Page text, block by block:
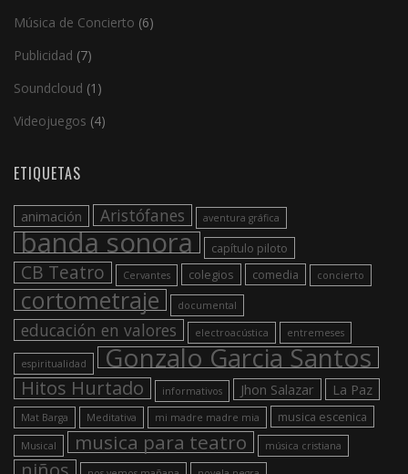
Música de Concierto (6)
Publicidad (7)
Soundcloud (1)
Videojuegos (4)
ETIQUETAS
animación Aristófanes aventura gráfica
banda sonora capítulo piloto
CB Teatro Cervantes colegios comedia concierto
cortometraje documental
educación en valores electroacústica entremeses
espiritualidad Gonzalo Garcia Santos
Hitos Hurtado informativos Jhon Salazar La Paz
Mat Barga Meditativa mi madre madre mia musica escenica
Musical musica para teatro música cristiana